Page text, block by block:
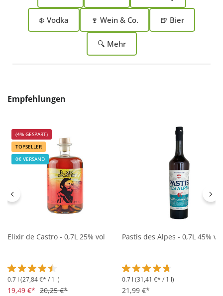
❄️ Vodka 🍷 Wein & Co. 🍺 Bier
🔍 Mehr
Produktgalerie überspringen
Empfehlungen
(4% GESPART)
TOPSELLER
0€ VERSAND
Elixir de Castro - 0,7L 25% vol
Durchschnittliche Bewertung von 4.5 von 5 Sternen
0.7 l (27,84 €* / 1 l)
19,49 €* 20,25 €*
Pastis des Alpes - 0,7L 45% vol
Durchschnittliche
0.7 l (31,41 €* / 1 l)
21,99 €*